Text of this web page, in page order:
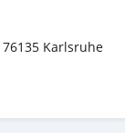
76135 Karlsruhe